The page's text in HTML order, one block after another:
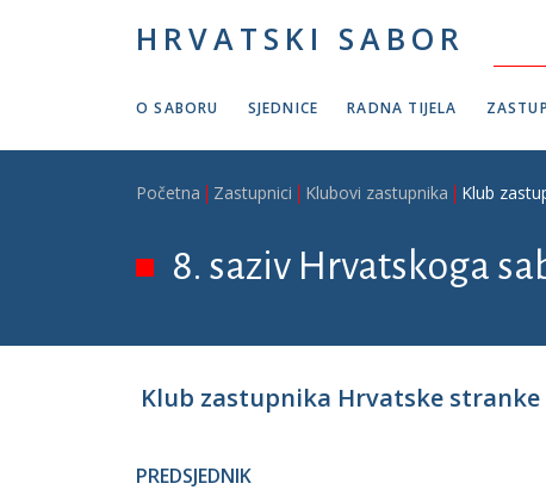
HRVATSKI SABOR
O SABORU SJEDNICE RADNA TIJELA
Breadcrumb
Početna Zastupnici Klubovi zastupnika Klub
8. saziv Hrvatskoga
Klub zastupnika Hrvatske
PREDSJEDNIK